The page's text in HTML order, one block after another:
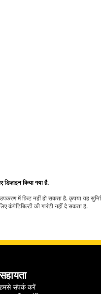
किया गया है.
में फ़िट नहीं हो सकता है. कृपया यह
कंपेटिबिल्टी की गारंटी नहीं दे सकता है.
सहायता
हमसे संपर्क करें